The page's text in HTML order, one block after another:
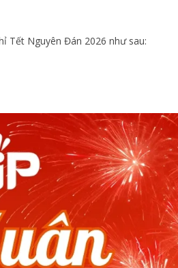
Tết Nguyên Đán 2026 như sau: